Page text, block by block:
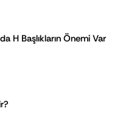
H Başlıkların Önemi Var